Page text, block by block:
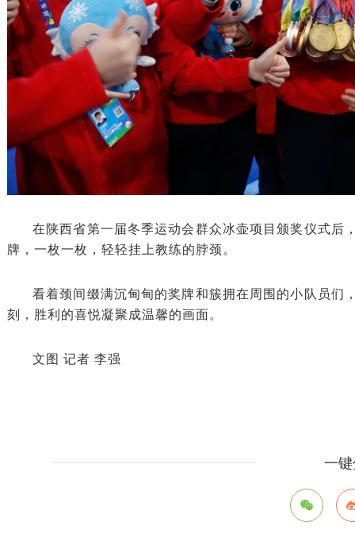
在陕西省第一届冬季运动会群众冰壶项目颁奖仪式后
牌，一枚一枚，轻轻挂上教练的脖颈。
看着颈间缀满沉甸甸的奖牌和簇拥在周围的小队员们
刻，胜利的喜悦凝聚成温馨的画面。
文图 记者 李强
一